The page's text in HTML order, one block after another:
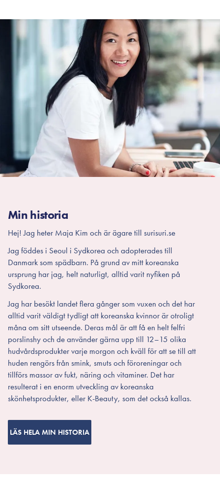
Min historia
Hej! Jag heter Maja Kim och är ägare till surisuri.se
Jag föddes i Seoul i Sydkorea och adopterades till
Danmark som spädbarn. På grund av mitt koreanska
ursprung har jag, helt naturligt, alltid varit nyfiken på
Sydkorea.
Jag har besökt landet flera gånger som vuxen och det har
alltid varit väldigt tydligt att koreanska kvinnor är otroligt
måna om sitt utseende. Deras mål är att få en helt felfri
porslinshy och de använder gärna upp till 12–15 olika
hudvårdsprodukter varje morgon och kväll för att se till att
huden rengörs från smink, smuts och föroreningar och
tillförs massor av fukt, näring och vitaminer. Det har
resulterat i en enorm utveckling av koreanska
skönhetsprodukter, eller K-Beauty, som det också kallas.
LÄS HELA MIN HISTORIA